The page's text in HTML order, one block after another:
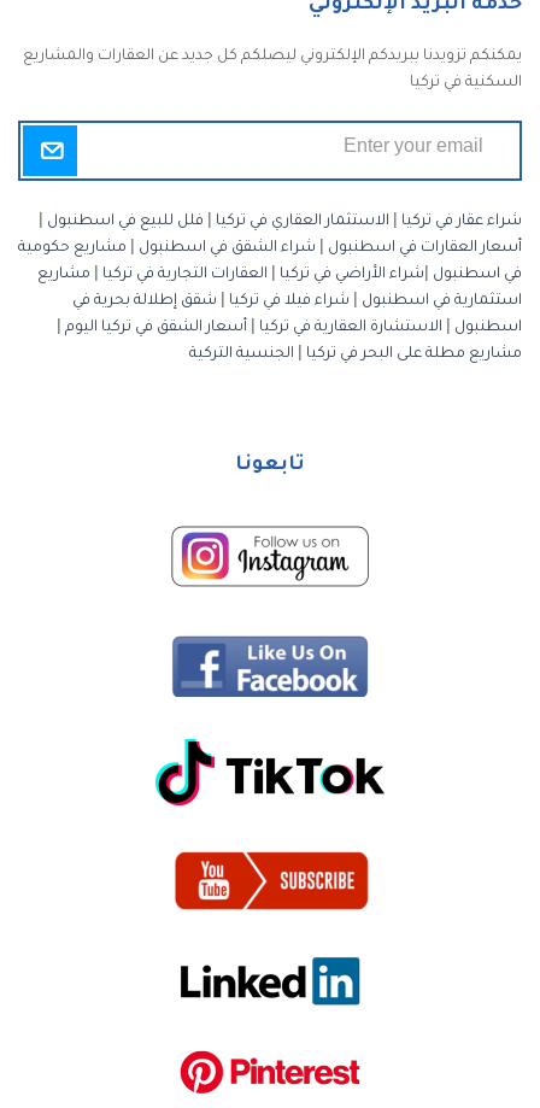
خدمة البريد الإلكتروني
يمكنكم تزويدنا ببريدكم الإلكتروني ليصلكم كل جديد عن العقارات والمشاريع
السكنية في تركيا
شراء عقار في تركيا الاستثمار العقاري في تركيا فلل للبيع في اسطنبول
أسعار العقارات في اسطنبول
شراء الشقق في اسطنبول
مشاريع حكومية
في اسطنبول
شراء الأراضي في تركيا العقارات التجارية في تركيا
مشاريع
استثمارية في اسطنبول
شراء فيلا في تركيا
شقق إطلالة بحرية في
اسطنبول
الاستشارة العقارية في تركيا أسعار الشقق في تركيا اليوم
مشاريع مطلة على البحر في تركيا
الجنسية التركية
تابعونا